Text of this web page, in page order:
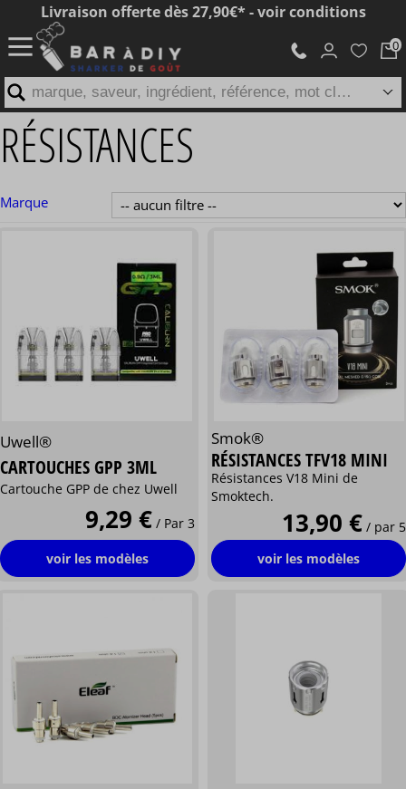
RÉSISTANCES
Marque
Uwell®
CARTOUCHES GPP 3ML
Cartouche GPP de chez Uwell
9,29 € / Par 3
voir les modèles
Smok®
RÉSISTANCES TFV18 MINI
Résistances V18 Mini de
Smoktech.
13,90 € / par 5
voir les modèles
Livraison offerte dès 27,90€* - voir conditions
marque, saveur, ingrédient, référence, mot clé...